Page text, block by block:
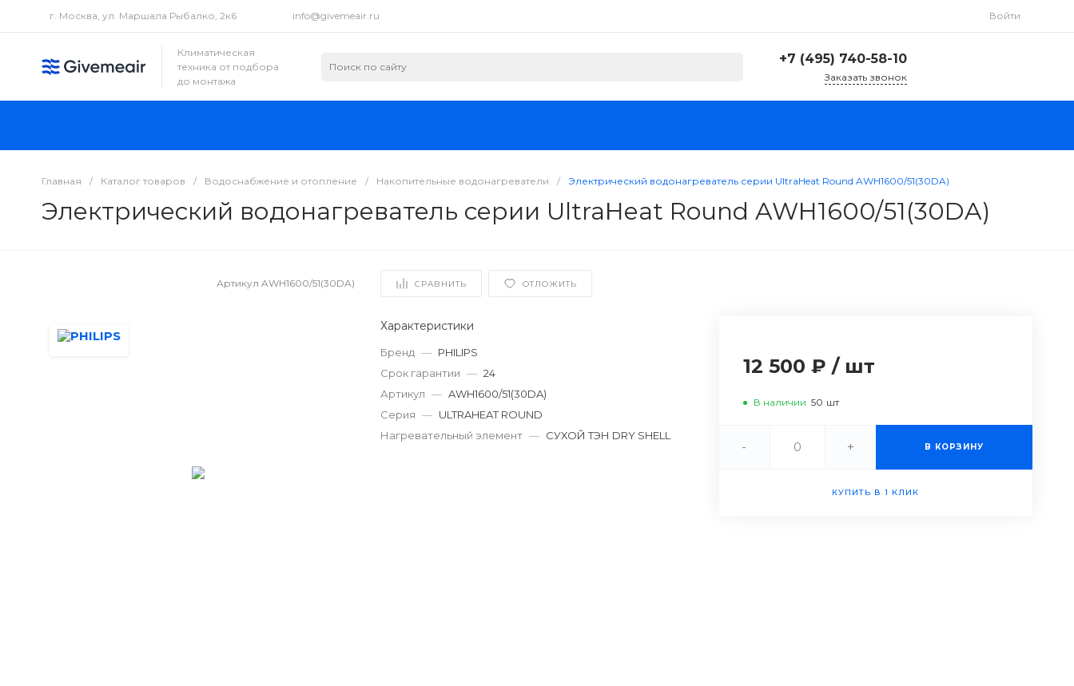
г. Москва, ул. Маршала Рыбалко, 2к6 info@givemeair.ru Войти
Климатическая
техника от подбора
до монтажа
+7 (495) 740-58-10
Заказать звонок
Главная / Каталог товаров / Водоснабжение и отопление / Накопительные водонагреватели / Электрический водонагреватель серии UltraHeat Round AWH1600/51(30DA)
Электрический водонагреватель серии UltraHeat Round AWH1600/51(30DA)
Артикул AWH1600/51(30DA) СРАВНИТЬ ОТЛОЖИТЬ
Характеристики
Бренд — PHILIPS
Срок гарантии — 24
Артикул — AWH1600/51(30DA)
Серия — ULTRAHEAT ROUND
Нагревательный элемент — СУХОЙ ТЭН DRY SHELL
12 500 ₽ /шт
В наличии 50 шт
- + В КОРЗИНУ
КУПИТЬ В 1 КЛИК